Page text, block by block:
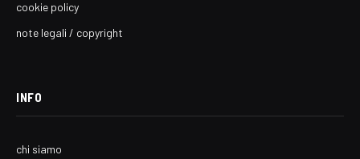
cookie policy
note legali / copyright
INFO
chi siamo